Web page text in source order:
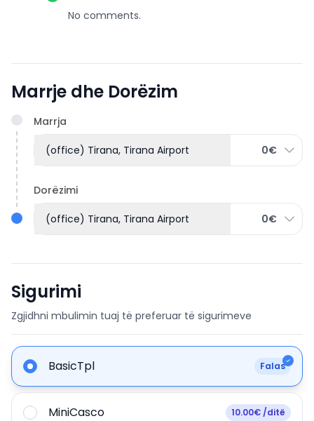
No comments.
Marrje dhe Dorëzim
Marrja
(office) Tirana, Tirana Airport 0€
Dorëzimi
(office) Tirana, Tirana Airport 0€
Sigurimi
Zgjidhni mbulimin tuaj të preferuar të sigurimeve
BasicTpl Falas
MiniCasco 10.00€ /ditë